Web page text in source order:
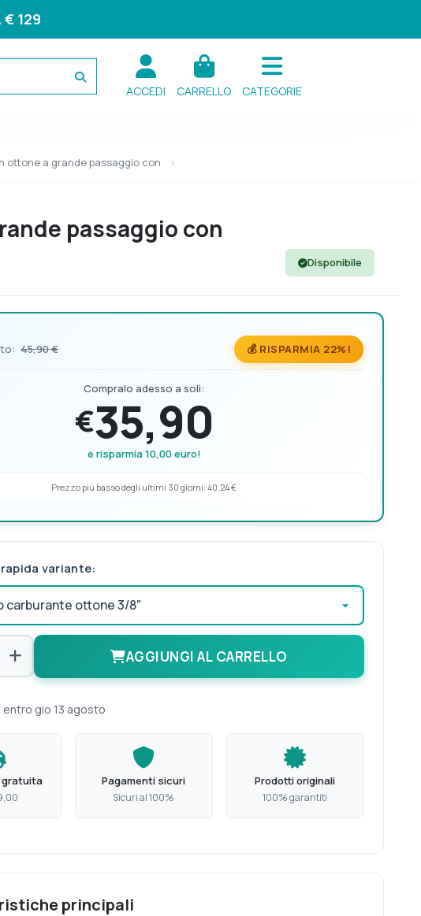
€ 129
ACCEDI CARRELLO CATEGORIE
a grande passaggio con
passaggio con
Disponibile
45,90 € 💰 RISPARMIA 22%!
Compralo adesso a soli:
€35,90
e risparmia 10,00 euro!
Prezzo più basso degli ultimi 30 giorni: 40,24 €
variante:
AGGIUNGI AL CARRELLO
entro gio 13 agosto
gratuita Pagamenti sicuri
Sicuri al 100%
Prodotti originali
100% garantiti
principali